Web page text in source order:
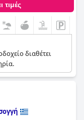
τιμές
διαθέτει